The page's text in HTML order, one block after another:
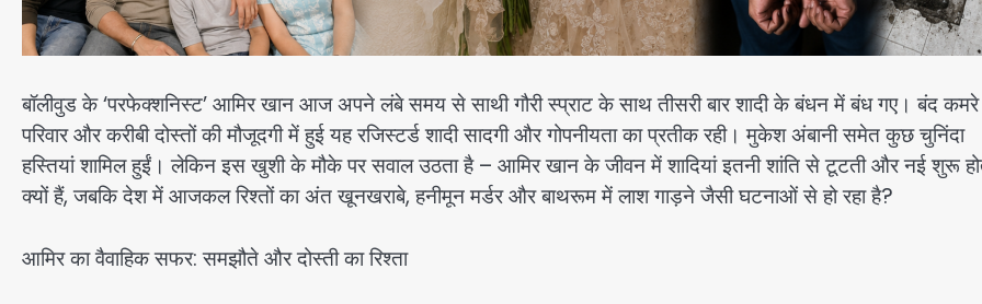
बॉलीवुड के ‘परफेक्शनिस्ट’ आमिर खान आज अपने लंबे समय से साथी गौरी स्प्राट के साथ तीसरी बार शादी के बंधन में बंध गए। बंद
परिवार और करीबी दोस्तों की मौजूदगी में हुई यह रजिस्टर्ड शादी सादगी और गोपनीयता का प्रतीक रही। मुकेश अंबानी समेत कुछ चुनिंदा
हस्तियां शामिल हुईं। लेकिन इस खुशी के मौके पर सवाल उठता है – आमिर खान के जीवन में शादियां इतनी शांति से टूटती और नई शुरू
क्यों हैं, जबकि देश में आजकल रिश्तों का अंत खूनखराबे, हनीमून मर्डर और बाथरूम में लाश गाड़ने जैसी घटनाओं से हो रहा है?
आमिर का वैवाहिक सफर: समझौते और दोस्ती का रिश्ता